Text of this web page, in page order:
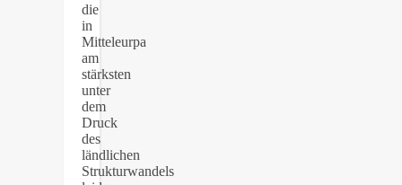
die
in
Mitteleurpa
am
stärksten
unter
dem
Druck
des
ländlichen
Strukturwandels